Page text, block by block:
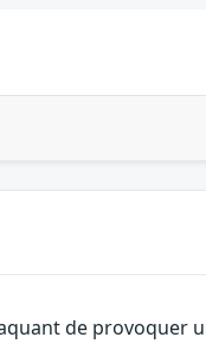
de provoquer